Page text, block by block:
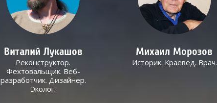
Виталий Лукашов
Реконструктор.
Фехтовальщик. Веб-
разработчик. Дизайнер.
Эколог.
Михаил Морозов
Историк. Краевед. Врач.